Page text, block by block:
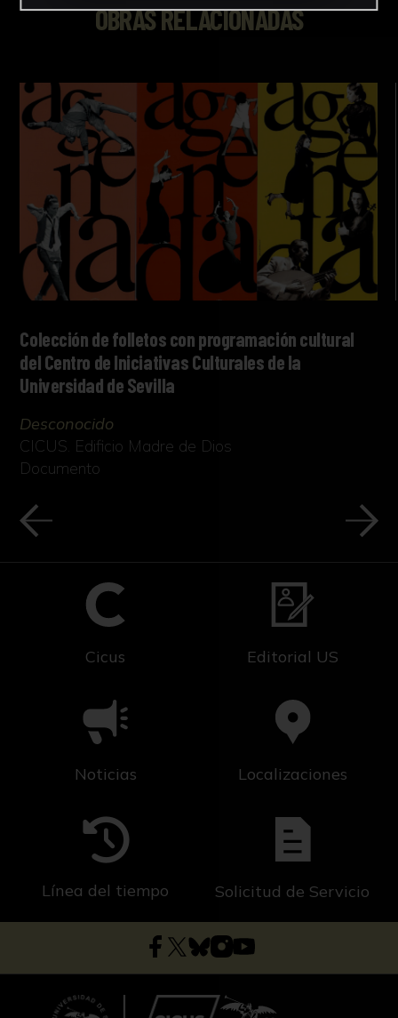
OBRAS RELACIONADAS
Colección de folletos con programación cultural
del Centro de Iniciativas Culturales de la
Universidad de Sevilla
Desconocido
CICUS. Edificio Madre de Dios
Documento
Cicus Editorial US
Noticias Localizaciones
Línea del tiempo Solicitud de Servicio